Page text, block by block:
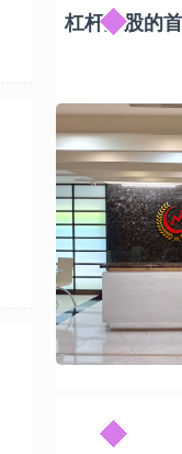
杠杆炒股的